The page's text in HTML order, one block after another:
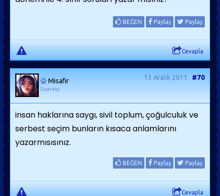
BEĞEN Paylaş Paylaş
Cevapla
Misafir
Ziyaretçi
13 Aralık 2011 #70
insan haklarına saygı, sivil toplum, çoğulculuk ve
serbest seçim bunların kısaca anlamlarını
yazarmısısınız.
BEĞEN Paylaş Paylaş
Cevapla